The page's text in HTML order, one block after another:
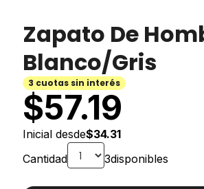
Zapato De
Blanco/Gris
3 cuotas sin interés
$57.19
Inicial desde$34.31
Cantidad
3disponibles